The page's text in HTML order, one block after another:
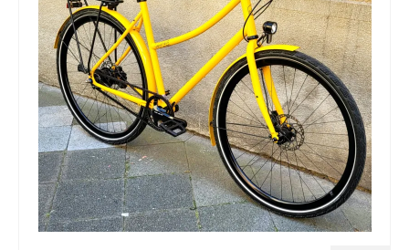
kalender
specials
tout terrain pamir / appia / belair / divide
urban arrow familynext pro / 2026 / 100nm
impressum